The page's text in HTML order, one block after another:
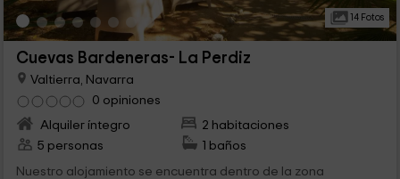
14 Fotos
Cuevas Bardeneras- La Perdiz
Valtierra, Navarra
0 opiniones
Alquiler íntegro
2 habitaciones
5 personas
1 baños
Nuestro alojamiento se encuentra dentro de la zona